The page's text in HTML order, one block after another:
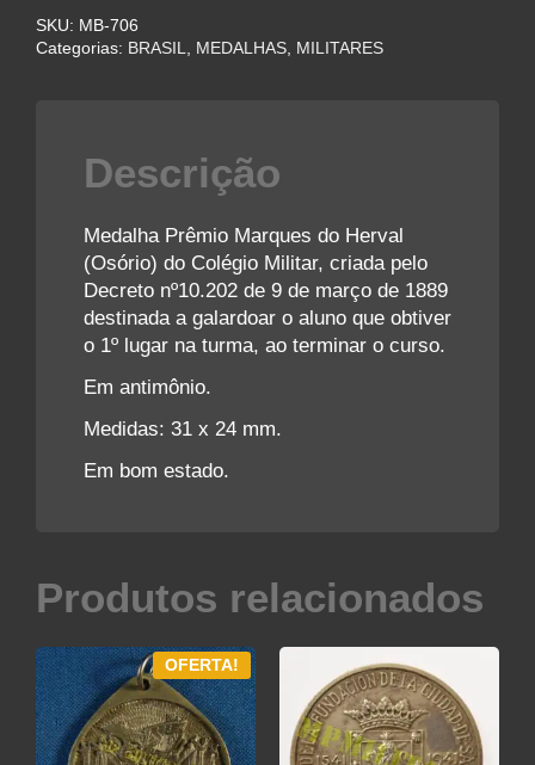
SKU: MB-706
Categorias: BRASIL, MEDALHAS, MILITARES
Descrição
Medalha Prêmio Marques do Herval
(Osório) do Colégio Militar, criada pelo
Decreto nº10.202 de 9 de março de 1889
destinada a galardoar o aluno que obtiver
o 1º lugar na turma, ao terminar o curso.
Em antimônio.
Medidas: 31 x 24 mm.
Em bom estado.
Produtos relacionados
OFERTA!